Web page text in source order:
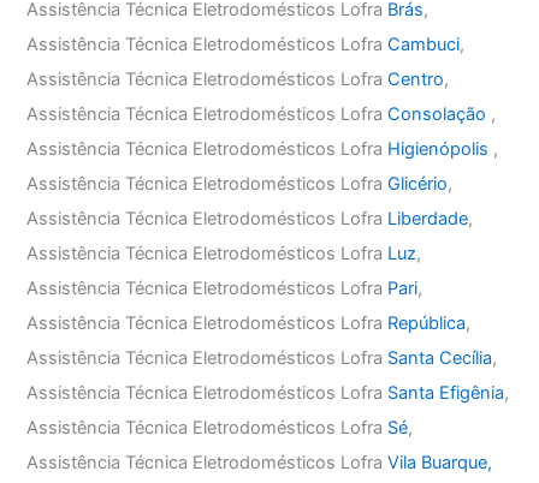
Assistência Técnica Eletrodomésticos Lofra Brás,
Assistência Técnica Eletrodomésticos LofraCambuci,
Assistência Técnica Eletrodomésticos LofraCentro,
Assistência Técnica Eletrodomésticos LofraConsolação ,
Assistência Técnica Eletrodomésticos Lofra Higienópolis ,
Assistência Técnica Eletrodomésticos LofraGlicério,
Assistência Técnica Eletrodomésticos Lofra Liberdade,
Assistência Técnica Eletrodomésticos Lofra Luz,
Assistência Técnica Eletrodomésticos Lofra Pari,
Assistência Técnica Eletrodomésticos Lofra República,
Assistência Técnica Eletrodomésticos Lofra Santa Cecília,
Assistência Técnica Eletrodomésticos Lofra Santa Efigênia,
Assistência Técnica Eletrodomésticos Lofra Sé,
Assistência Técnica Eletrodomésticos LofraVila Buarque,